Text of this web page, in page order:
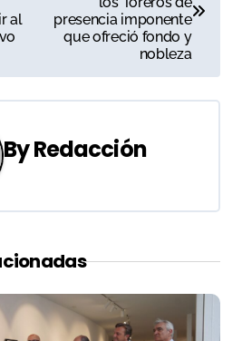
al
presencia imponente
que ofreció fondo y
nobleza
ByRedacción